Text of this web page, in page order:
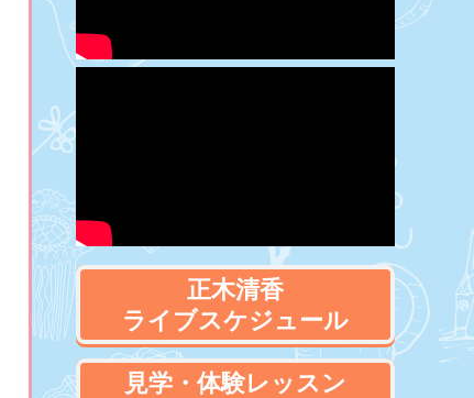
正木清香
ライブスケジュール
見学・体験レッスン